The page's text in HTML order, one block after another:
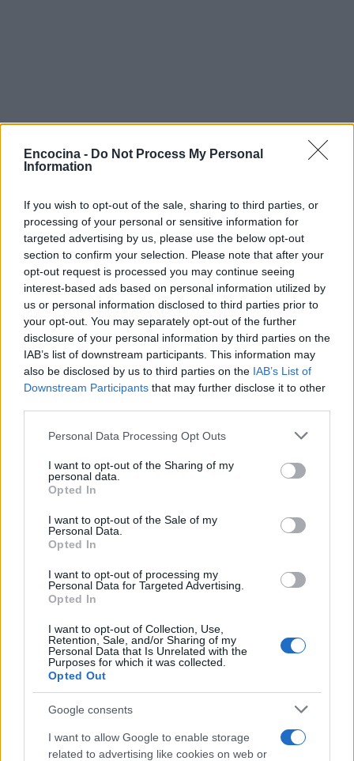
Encocina - Do Not Process My Personal
Information
If you wish to opt-out of the sale, sharing to third parties, or
processing of your personal or sensitive information for
targeted advertising by us, please use the below opt-out
section to confirm your selection. Please note that after your
opt-out request is processed you may continue seeing
interest-based ads based on personal information utilized by
us or personal information disclosed to third parties prior to
your opt-out. You may separately opt-out of the further
disclosure of your personal information by third parties on the
IAB’s list of downstream participants. This information may
also be disclosed by us to third parties on the IAB’s List of
Downstream Participants that may further disclose it to other
Please note that this website/app uses one or more Google
not limited to your visit or usage behaviour. You may click to
grant or deny consent to Google and its third-party tags to
use your data for below specified purposes in below Google
consent section.
Personal Data Processing Opt Outs
I want to opt-out of the Sharing of my
personal data.
Opted In
I want to opt-out of the Sale of my
Personal Data.
Opted In
I want to opt-out of processing my
Personal Data for Targeted Advertising.
Opted In
I want to opt-out of Collection, Use,
Retention, Sale, and/or Sharing of my
Personal Data that Is Unrelated with the
Purposes for which it was collected.
Opted Out
Google consents
I want to allow Google to enable storage
related to advertising like cookies on web or
Sigue leyendo
RECETAS
económicas
Diego Romero · 5 Ago 2026
RECETAS